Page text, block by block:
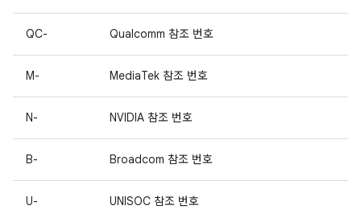
QC- Qualcomm 참조 번호
M- MediaTek 참조 번호
N- NVIDIA 참조 번호
B- Broadcom 참조 번호
U- UNISOC 참조 번호